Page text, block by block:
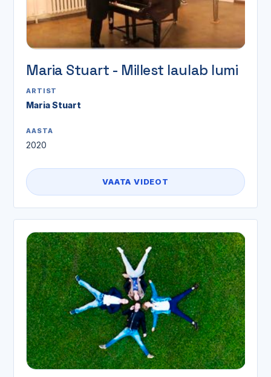
Maria Stuart - Millest laulab lumi
ARTIST
Maria Stuart
AASTA
2020
VAATA VIDEOT